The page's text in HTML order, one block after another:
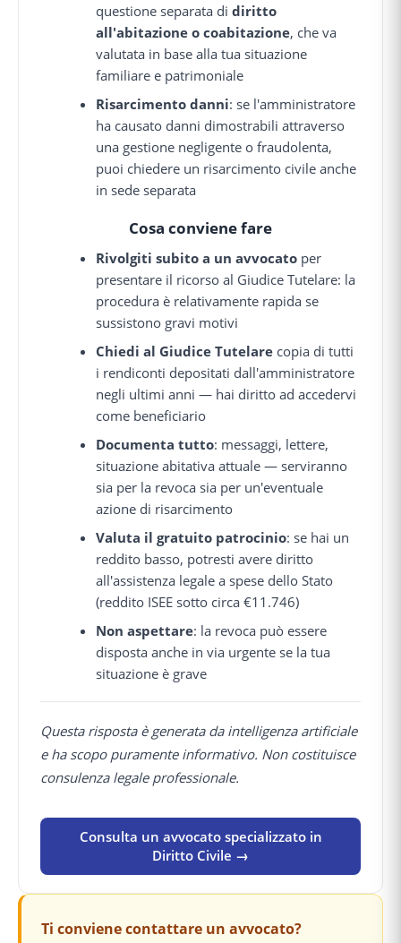
questione separata didiritto
all'abitazione o coabitazione, che va
valutata in base alla tua situazione
familiare e patrimoniale
Risarcimento danni: se l'amministratore
ha causato danni dimostrabili attraverso
una gestione negligente o fraudolenta,
puoi chiedere un risarcimento civile anche
in sede separata
Cosa conviene fare
Rivolgiti subito a un avvocato per
presentare il ricorso al Giudice Tutelare: la
procedura è relativamente rapida se
sussistono gravi motivi
Chiedi al Giudice Tutelare copia di tutti
i rendiconti depositati dall'amministratore
negli ultimi anni — hai diritto ad accedervi
come beneficiario
Documenta tutto: messaggi, lettere,
situazione abitativa attuale — serviranno
sia per la revoca sia per un'eventuale
azione di risarcimento
Valuta il gratuito patrocinio: se hai un
reddito basso, potresti avere diritto
all'assistenza legale a spese dello Stato
(reddito ISEE sotto circa €11.746)
Non aspettare: la revoca può essere
disposta anche in via urgente se la tua
situazione è grave
Questa risposta è generata da intelligenza artificiale
e ha scopo puramente informativo. Non costituisce
consulenza legale professionale.
Consulta un avvocato specializzato in
Diritto Civile →
Ti conviene contattare un avvocato?